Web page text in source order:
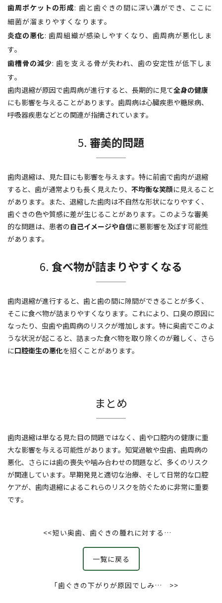
歯周ポケットの形成: 歯と歯ぐきの間に深い溝ができ、ここに
細菌が溜まりやすくなります。
炎症の悪化: 歯周組織が感染しやすくなり、歯周病が悪化しま
す。
歯槽骨の減少: 歯を支える骨が失われ、歯の安定性が低下しま
す。
歯肉退縮が原因で歯周病が進行すると、長期的に見て全身の健康
にも影響を与えることがあります。歯周病は心臓疾患や糖尿病、
呼吸器疾患などとの関連が指摘されています。
5. 審美的問題
歯肉退縮は、見た目にも影響を与えます。特に前歯で歯肉が退縮
すると、歯が通常よりも長く見えたり、 不均衡な笑顔に見えること
があります。また、退縮した歯肉は不自然な形状になりやすく、
歯ぐきの色や質感に差が生じることがあります。このような審美
的な問題は、患者の自己イメージや自信に悪影響を及ぼす可能性
があります。
6. 食べ物が詰まりやすくなる
歯肉退縮が進行すると、歯と歯の間に隙間ができることが多く、
そこに食べ物が詰まりやすくなります。これにより、口臭の原因に
なったり、虫歯や歯周病のリスクが増加します。特に奥歯でこのよ
うな状況が起こると、詰まった食べ物を取り除くのが難しく、さら
に口腔衛生の悪化を招くことがあります。
まとめ
歯肉退縮は単なる見た目の問題ではなく、歯や口腔内の健康に重
大な影響を与える可能性があります。知覚過敏や虫歯、歯周病の
悪化、さらには歯の喪失や噛み合わせの問題など、多くのリスク
が関連しています。早期発見と適切な治療、そして日常的な口腔
ケアが、歯肉退縮によるこれらのリスクを防ぐために非常に重要
です。
<<短い奥歯、歯ぐきの腫れに対する治
一覧に戻る
「歯ぐきの下がりが原因でしみる… >>